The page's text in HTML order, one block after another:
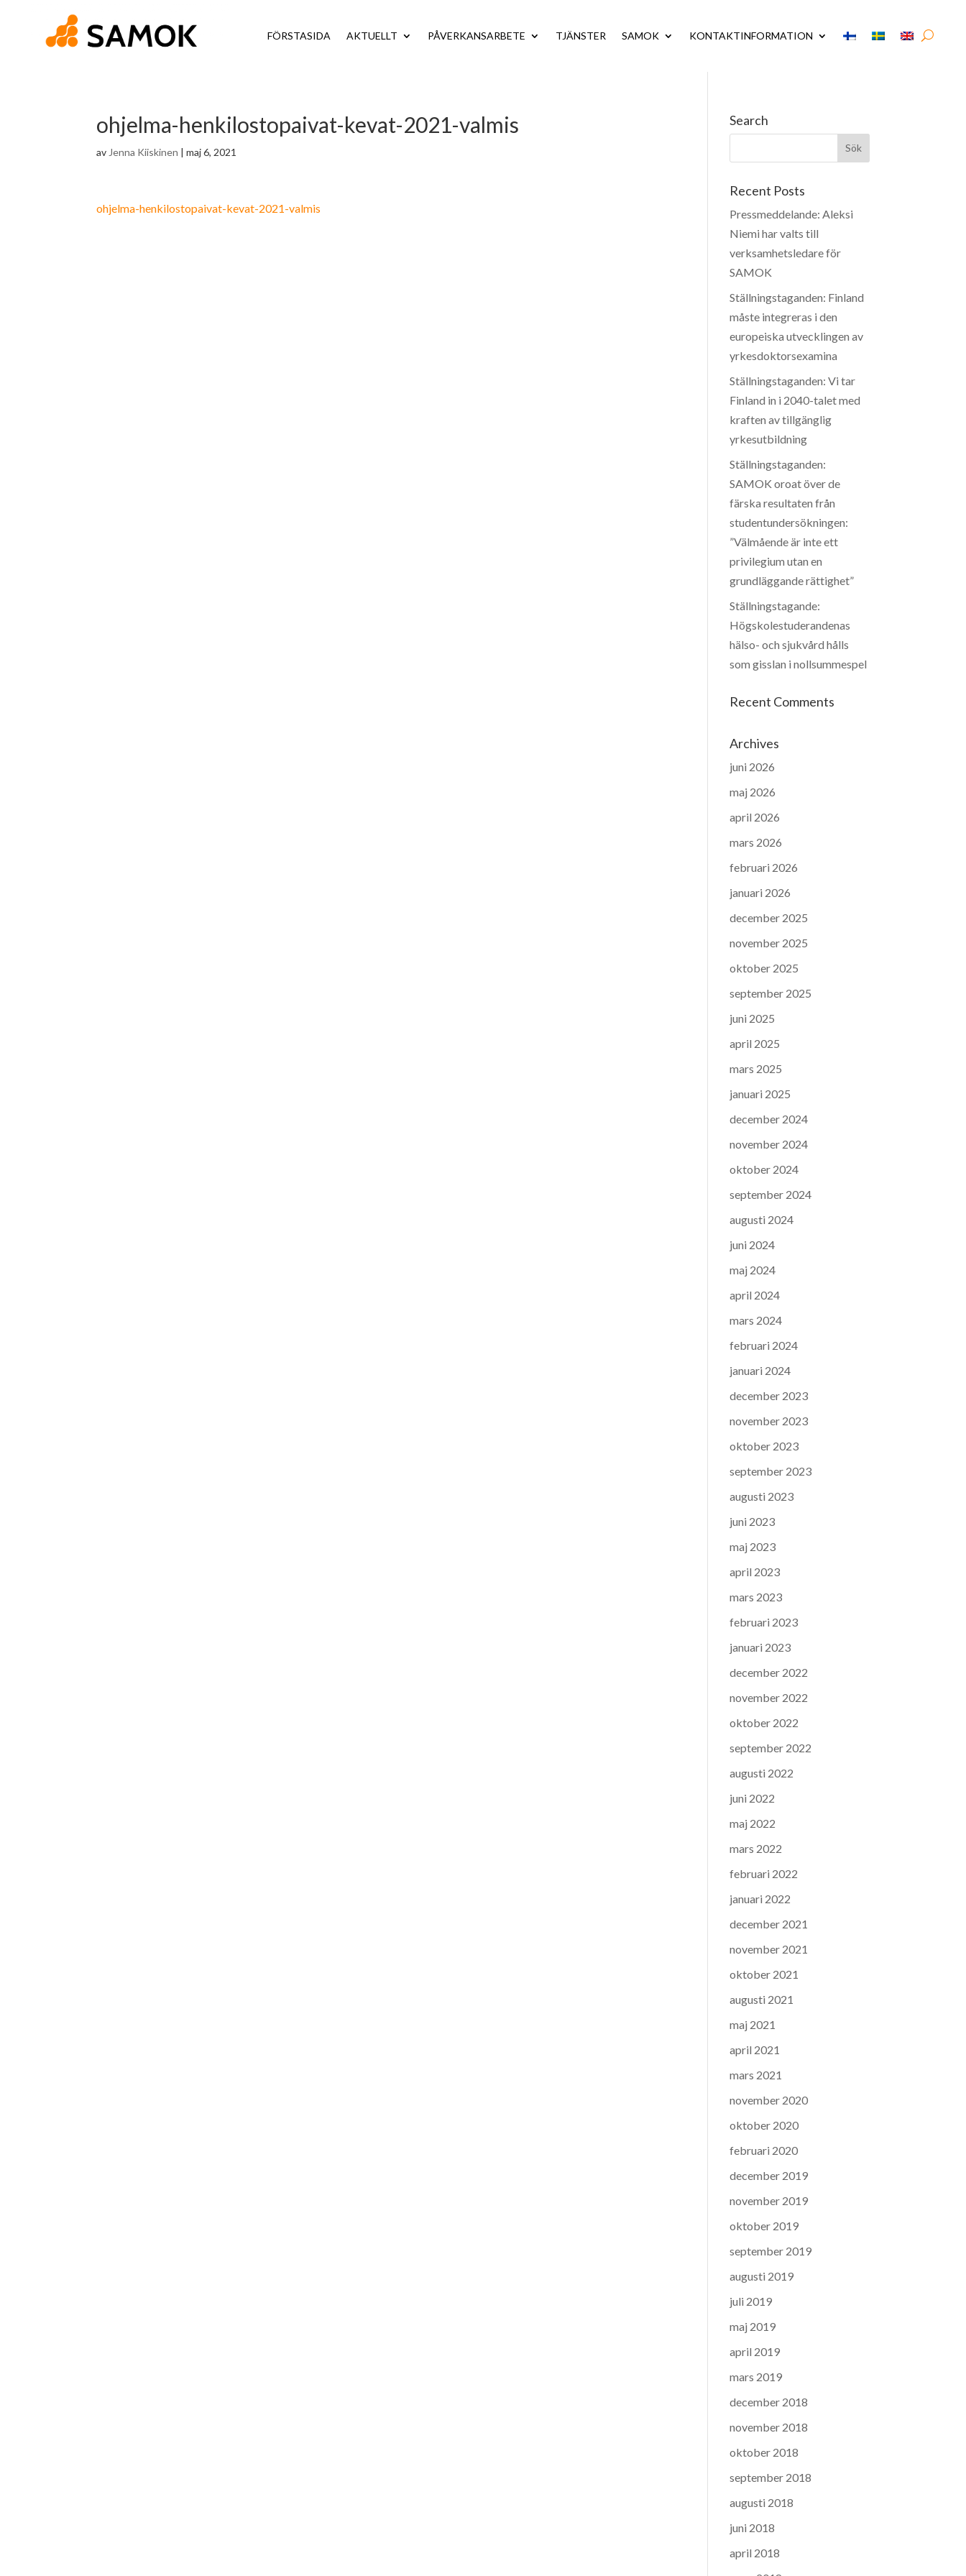
FÖRSTASIDA AKTUELLT PÅVERKANSARBETE TJÄNSTER SAMOK KONTAKTINFORMATION
ohjelma-henkilostopaivat-kevat-2021-valmis
av Jenna Kiiskinen |maj 6, 2021
ohjelma-henkilostopaivat-kevat-2021-valmis
Search
Recent Posts
Pressmeddelande: Aleksi
Niemi har valts till
verksamhetsledare för
SAMOK
Ställningstaganden: Finland
måste integreras i den
europeiska utvecklingen av
yrkesdoktorsexamina
Ställningstaganden: Vi tar
Finland in i 2040-talet med
kraften av tillgänglig
yrkesutbildning
Ställningstaganden:
SAMOK oroat över de
färska resultaten från
studentundersökningen:
”Välmående är inte ett
privilegium utan en
grundläggande rättighet”
Ställningstagande:
Högskolestuderandenas
hälso- och sjukvård hålls
som gisslan i nollsummespel
Recent Comments
Archives
juni 2026
maj 2026
april 2026
mars 2026
februari 2026
januari 2026
december 2025
november 2025
oktober 2025
september 2025
juni 2025
april 2025
mars 2025
januari 2025
december 2024
november 2024
oktober 2024
september 2024
augusti 2024
juni 2024
maj 2024
april 2024
mars 2024
februari 2024
januari 2024
december 2023
november 2023
oktober 2023
september 2023
augusti 2023
juni 2023
maj 2023
april 2023
mars 2023
februari 2023
januari 2023
december 2022
november 2022
oktober 2022
september 2022
augusti 2022
juni 2022
maj 2022
mars 2022
februari 2022
januari 2022
december 2021
november 2021
oktober 2021
augusti 2021
maj 2021
april 2021
mars 2021
november 2020
oktober 2020
februari 2020
december 2019
november 2019
oktober 2019
september 2019
augusti 2019
juli 2019
maj 2019
april 2019
mars 2019
december 2018
november 2018
oktober 2018
september 2018
augusti 2018
juni 2018
april 2018